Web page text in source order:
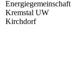
Energiegemeinschaft
Kremstal UW
Kirchdorf